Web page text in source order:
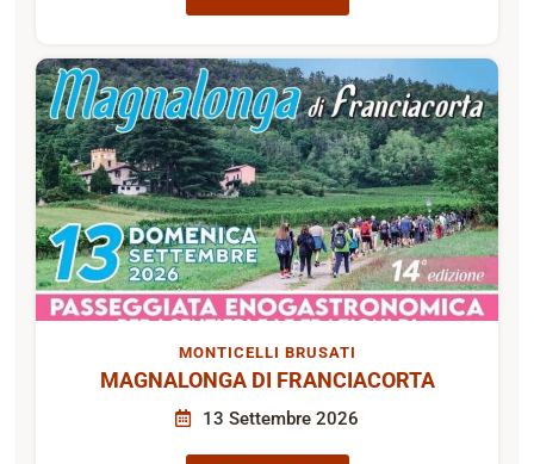
MONTICELLI BRUSATI
MAGNALONGA DI FRANCIACORTA
13 Settembre 2026